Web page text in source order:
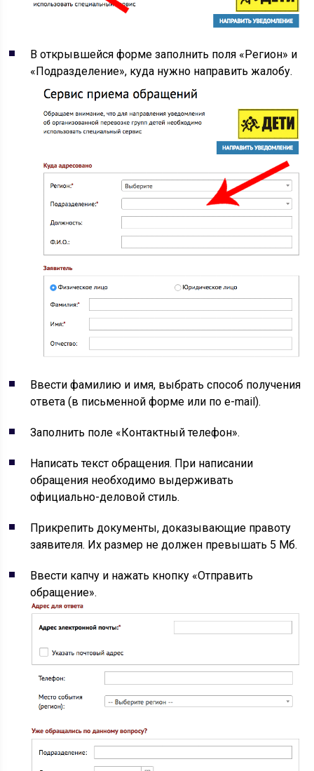
В открывшейся форме заполнить поля «Регион» и
«Подразделение», куда нужно направить жалобу.
Ввести фамилию и имя, выбрать способ получения
ответа (в письменной форме или по e-mail).
Заполнить поле «Контактный телефон».
Написать текст обращения. При написании
обращения необходимо выдерживать
официально-деловой стиль.
Прикрепить документы, доказывающие правоту
заявителя. Их размер не должен превышать 5 Мб.
Ввести капчу и нажать кнопку «Отправить
обращение».